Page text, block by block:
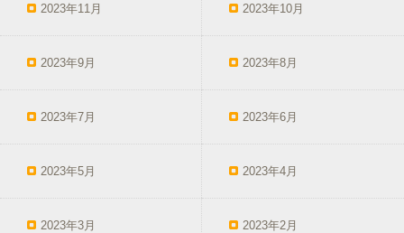
2023年11月 2023年10月
2023年9月 2023年8月
2023年7月 2023年6月
2023年5月 2023年4月
2023年3月 2023年2月